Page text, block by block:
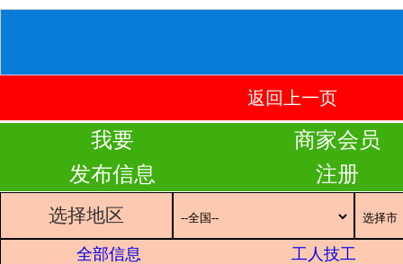
返回上一页
我要
发布信息
商家会员
注册
选择地区
全部信息
工人技工